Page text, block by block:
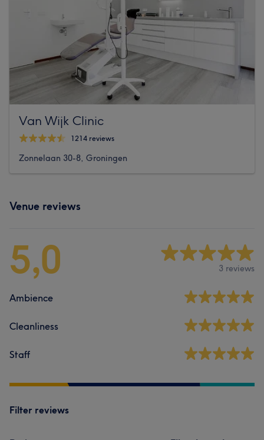
Van Wijk Clinic
1214 reviews
Zonnelaan 30-8, Groningen
Venue reviews
5,0 3 reviews
Ambience
Cleanliness
Staff
Filter reviews